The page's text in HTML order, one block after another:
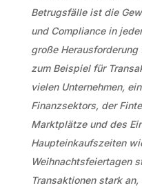
Betrugsfälle ist die
und Compliance in
große
zum Beispiel für
vielen Unternehmen,
Finanzsektors, der
Marktplätze und des
Haupteinkaufszeiten
Weihnachtsfeiertagen
Transaktionen stark